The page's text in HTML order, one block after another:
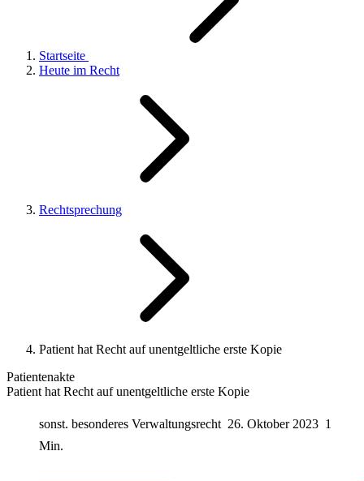
Startseite
Heute im Recht
Rechtsprechung
Patient hat Recht auf unentgeltliche erste Kopie
Patientenakte
Patient hat Recht auf unentgeltliche erste Kopie
sonst. besonderes Verwaltungsrecht 26. Oktober 2023 1
Min.